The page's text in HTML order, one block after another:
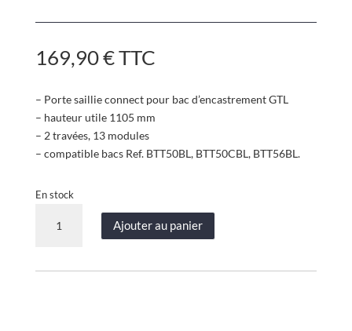
169,90€TTC
– Porte saillie connect pour bac d’encastrement GTL
– hauteur utile 1105 mm
– 2 travées, 13 modules
– compatible bacs Ref. BTT50BL, BTT50CBL, BTT56BL.
En stock
Ajouter au panier